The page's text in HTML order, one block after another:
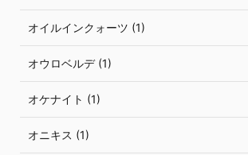
オイルインクォーツ (1)
オウロベルデ (1)
オケナイト (1)
オニキス (1)